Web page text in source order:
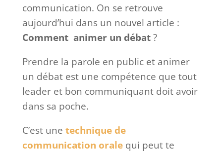
communication. On se retrouve
aujourd’hui dans un nouvel article :
Comment animer un débat?
Prendre la parole en public et animer
un débat est une compétence que tout
leader et bon communiquant doit avoir
dans sa poche.
C’est une technique de
communication oralequi peut te